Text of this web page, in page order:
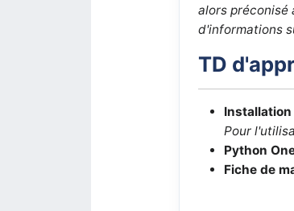
alors préconisé
d'informations
TD
Installation
Pour
Python
Fiche de